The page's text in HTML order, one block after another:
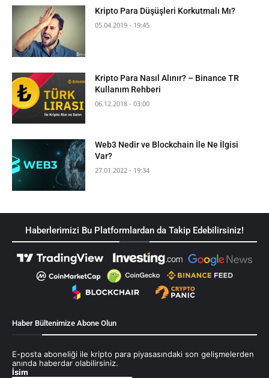
Kripto Para Düşüşleri Korkutmalı Mı?
05.04.2019 - 19:45
Kripto Para Nasıl Alınır? – Binance TR
Kullanım Rehberi
06.12.2018 - 03:00
Web3 Nedir ve Blockchain İle Ne İlgisi
Var?
27.01.2022 - 19:34
Haberlerimizi Bu Platformlardan da Takip Edebilirsiniz!
Haber Bültenimize Abone Olun
E-posta aboneliği ile kripto para piyasasındaki son gelişmelerden
anında haberdar olabilirsiniz.
İsim